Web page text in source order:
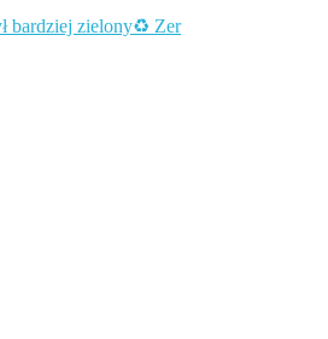
bardziej zielony♻️ Zer